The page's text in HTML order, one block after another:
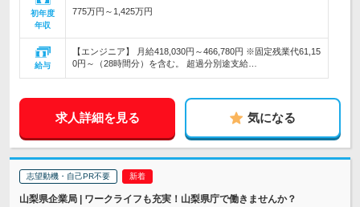
初年度
年収
775万円～1,425万円
給与
【エンジニア】 月給418,030円～466,780円 ※固定残業代61,15
0円～（28時間分）を含む。 超過分別途支給…
求人詳細を見る 気になる
志望動機・自己PR不要
山梨県企業局 | ワークライフも充実！山梨県庁で働きませんか？